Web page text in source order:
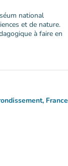
national
et de nature.
à faire en
France
öffnen)